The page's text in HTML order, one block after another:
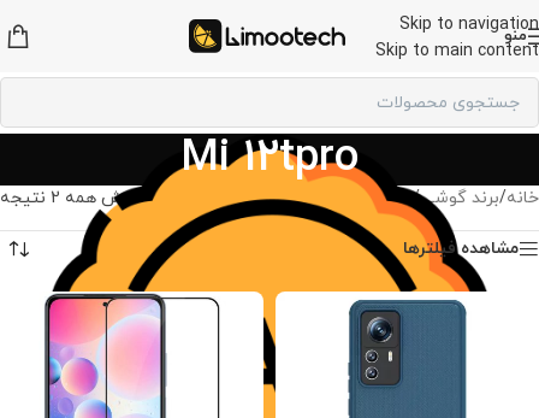
Skip to navigation
Skip to main content
منو
Mi 12tpro
خانه/برند گوشی/لوازم جانبی شیائومی/
Mi 12tpro نمایش همه 2 نتیجه
مشاهده فیلترها